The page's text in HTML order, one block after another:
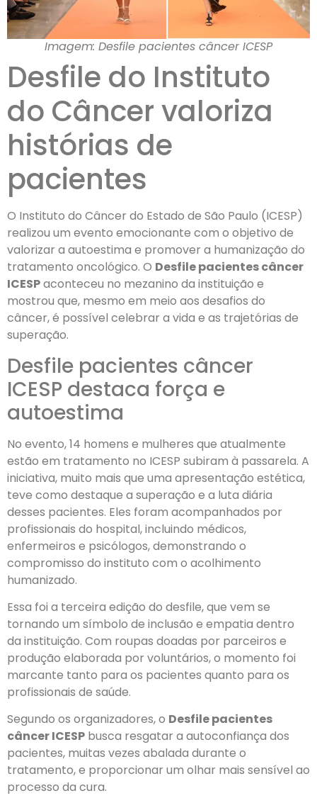
Imagem: Desfile pacientes câncer ICESP
Desfile do Instituto
do Câncer valoriza
histórias de
pacientes
O Instituto do Câncer do Estado de São Paulo (ICESP)
realizou um evento emocionante com o objetivo de
valorizar a autoestima e promover a humanização do
tratamento oncológico. O Desfile pacientes câncer
ICESPaconteceu no mezanino da instituição e
mostrou que, mesmo em meio aos desafios do
câncer, é possível celebrar a vida e as trajetórias de
superação.
Desfile pacientes câncer
ICESP destaca força e
autoestima
No evento, 14 homens e mulheres que atualmente
estão em tratamento no ICESP subiram à passarela. A
iniciativa, muito mais que uma apresentação estética,
teve como destaque a superação e a luta diária
desses pacientes. Eles foram acompanhados por
profissionais do hospital, incluindo médicos,
enfermeiros e psicólogos, demonstrando o
compromisso do instituto com o acolhimento
humanizado.
Essa foi a terceira edição do desfile, que vem se
tornando um símbolo de inclusão e empatia dentro
da instituição. Com roupas doadas por parceiros e
produção elaborada por voluntários, o momento foi
marcante tanto para os pacientes quanto para os
profissionais de saúde.
Segundo os organizadores, o Desfile pacientes
câncer ICESP busca resgatar a autoconfiança dos
pacientes, muitas vezes abalada durante o
tratamento, e proporcionar um olhar mais sensível ao
processo da cura.